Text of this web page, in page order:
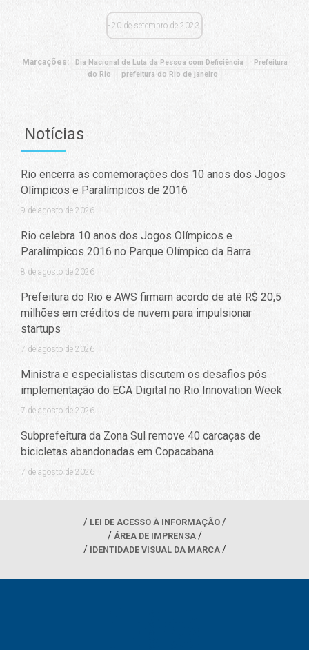
20 de setembro de 2023
Marcações: Dia Nacional de Luta da Pessoa com Deficiência
Prefeitura
do Rio
prefeitura do Rio de janeiro
Notícias
Rio encerra as comemorações dos 10 anos dos Jogos
Olímpicos e Paralímpicos de 2016
9 de agosto de 2026
Rio celebra 10 anos dos Jogos Olímpicos e
Paralímpicos 2016 no Parque Olímpico da Barra
8 de agosto de 2026
Prefeitura do Rio e AWS firmam acordo de até R$ 20,5
milhões em créditos de nuvem para impulsionar
startups
7 de agosto de 2026
Ministra e especialistas discutem os desafios pós
implementação do ECA Digital no Rio Innovation Week
7 de agosto de 2026
Subprefeitura da Zona Sul remove 40 carcaças de
bicicletas abandonadas em Copacabana
7 de agosto de 2026
LEI DE ACESSO À INFORMAÇÃO
ÁREA DE IMPRENSA
IDENTIDADE VISUAL DA MARCA